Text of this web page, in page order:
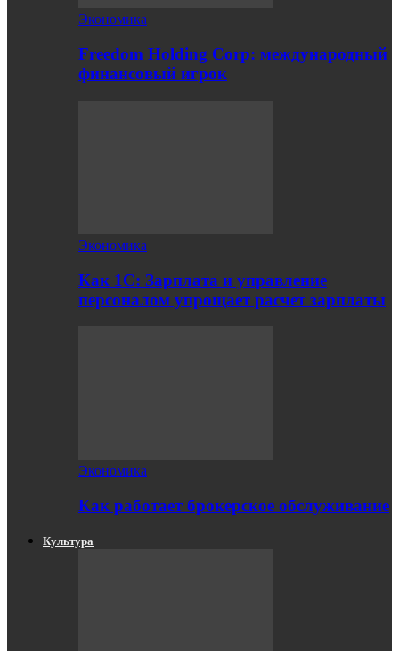
Экономика
Freedom Holding Corp: международный
финансовый игрок
Экономика
Как 1С: Зарплата и управление
персоналом упрощает расчет зарплаты
Экономика
Как работает брокерское обслуживание
Культура